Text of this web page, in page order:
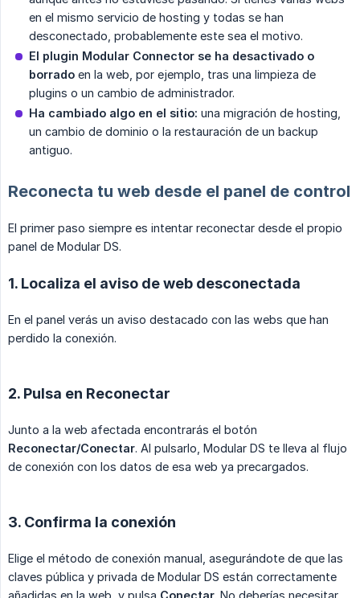
en el mismo servicio de hosting y todas se han
desconectado, probablemente este sea el motivo.
El plugin Modular Connector se ha desactivado o
borrado en la web, por ejemplo, tras una limpieza de
plugins o un cambio de administrador.
Ha cambiado algo en el sitio: una migración de hosting,
un cambio de dominio o la restauración de un backup
antiguo.
Reconecta tu web desde el panel de control
El primer paso siempre es intentar reconectar desde el propio
panel de Modular DS.
1. Localiza el aviso de web desconectada
En el panel verás un aviso destacado con las webs que han
perdido la conexión.
2. Pulsa en Reconectar
Junto a la web afectada encontrarás el botón
Reconectar/Conectar. Al pulsarlo, Modular DS te lleva al flujo
de conexión con los datos de esa web ya precargados.
3. Confirma la conexión
Elige el método de conexión manual, asegurándote de que las
claves pública y privada de Modular DS están correctamente
añadidas en la web, y pulsa Conectar. No deberías necesitar